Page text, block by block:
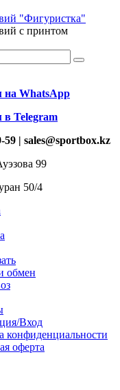
"Фигуристка"
с принтом
на WhatsApp
в Telegram
59 | sales@sportbox.kz
99
50/4
обмен
Вход
конфиденциальности
оферта